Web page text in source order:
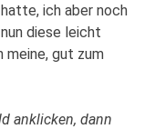
ich aber noch
diese leicht
meine, gut zum
anklicken, dann